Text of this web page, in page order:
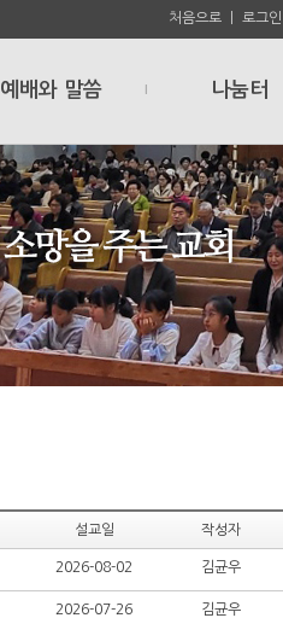
처음으로 로그인
예배와 말씀 나눔터
설교일 작성자
2026-08-02 김균우
2026-07-26 김균우